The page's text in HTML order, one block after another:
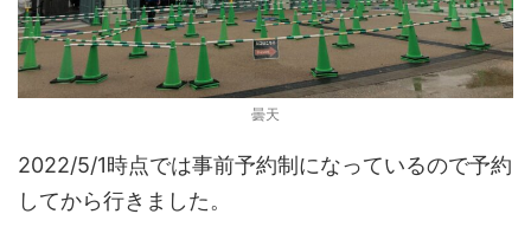
曇天
2022/5/1時点では事前予約制になっているので予約
してから行きました。